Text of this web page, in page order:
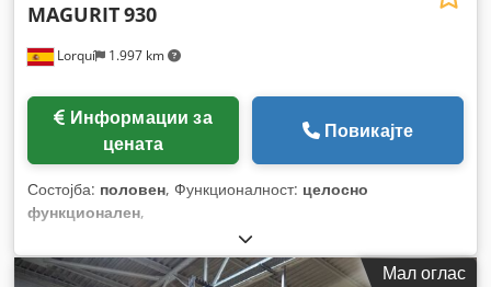
Lorquí 1.997 km
MAGURIT930
цената
Повикајте
Состојба: половен, Функционалност: целосно
функционален,
Мал оглас